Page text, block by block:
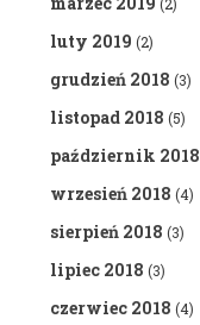
luty 2019 (2)
grudzień 2018 (3)
listopad 2018 (5)
październik 2018
wrzesień 2018 (4)
sierpień 2018 (3)
lipiec 2018 (3)
czerwiec 2018 (4)